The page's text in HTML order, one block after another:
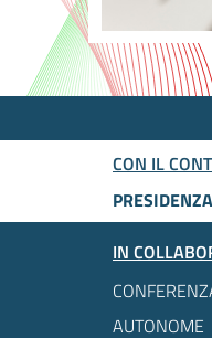
CON IL
IN
AUTONOME